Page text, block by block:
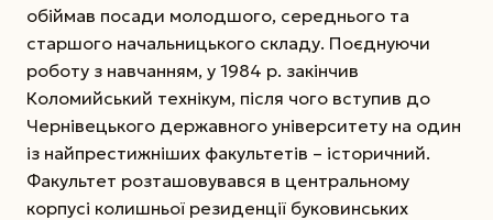
обіймав посади молодшого, середнього та
старшого начальницького складу. Поєднуючи
роботу з навчанням, у 1984 р. закінчив
Коломийський технікум, після чого вступив до
Чернівецького державного університету на один
із найпрестижніших факультетів – історичний.
Факультет розташовувався в центральному
корпусі колишньої резиденції буковинських